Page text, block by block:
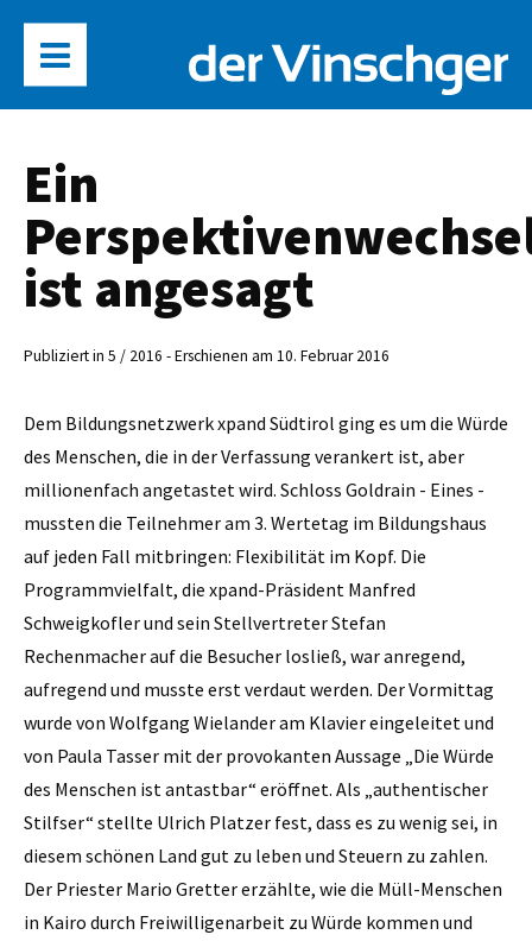
Ein
ist angesagt
Publiziert in 5 / 2016 - Erschienen am 10. Februar 2016
Dem Bildungsnetzwerk xpand Südtirol ging es um die Würde
des Menschen, die in der Verfassung verankert ist, aber
millionenfach angetastet wird. Schloss Goldrain - Eines ­
mussten die Teilnehmer am 3. Wertetag im Bildungshaus
auf jeden Fall mitbringen: Flexibilität im Kopf. Die
Programmvielfalt, die xpand-Präsident Manfred
Schweigkofler und sein Stellvertreter Stefan
Rechenmacher auf die Besucher losließ, war anregend,
aufregend und musste erst verdaut werden. Der Vormittag
wurde von Wolfgang Wielander am Klavier eingeleitet und
von Paula Tasser mit der provokanten Aussage „Die Würde
des Menschen ist antastbar“ eröffnet. Als „authentischer
Stilfser“ stellte ­Ulrich Platzer fest, dass es zu wenig sei, in
diesem schönen Land gut zu leben und Steuern zu zahlen.
Der Priester Mario Gretter erzählte, wie die Müll-Menschen
in Kairo durch Freiwilligenarbeit zu Würde kommen und